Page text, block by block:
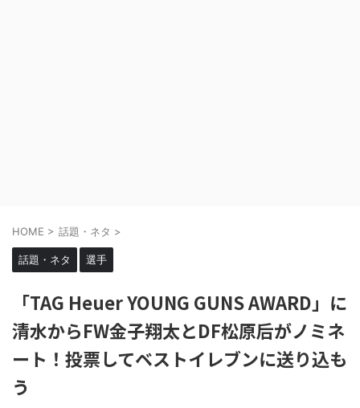
HOME > 話題・ネタ >
話題・ネタ 選手
「TAG Heuer YOUNG GUNS AWARD」に
清水からFW金子翔太とDF松原后がノミネ
ート！投票してベストイレブンに送り込も
う